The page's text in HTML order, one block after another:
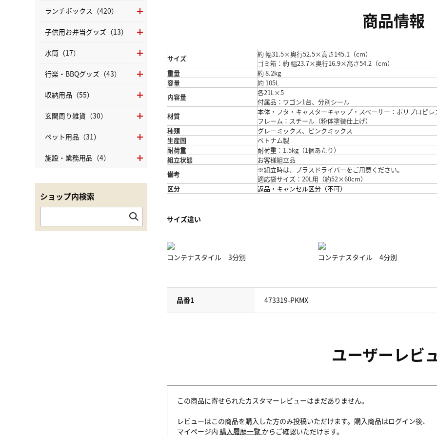
商品情報
サイズ
約 幅31.5×奥行52.5×高さ145.1（cm）
ゴミ箱：約 幅23.7×奥行16.9×高さ54.2（cm）
重量
約 8.2kg
容量
約 105L
内容量
各21L×5
付属品：ワゴン1台、分別シール
材質
本体・フタ・キャスターキャップ・スペーサー：ポリプロピレ
フレーム：スチール（粉体塗装仕上げ）
種類
グレーミックス、ピンクミックス
生産国
ベトナム製
耐荷重
耐荷重：1.5kg（1個あたり）
組立状態
お客様組立品
備考
※組立時は、プラスドライバーをご用意ください。
適応袋サイズ：20L用（約52×60cm）
区分
返品・キャンセル区分（不可）
サイズ違い
コンテナスタイル 3分別 コンテナスタイル 4分別
品番1 473319-PKMX
ユーザーレビ
この商品に寄せられたカスタマーレビューはまだありません。
レビューはこの商品を購入した方のみ投稿いただけます。購入商品はログイン後、
マイページ内 購入履歴一覧 からご確認いただけます。
ランチボックス（420）
子供用お弁当グッズ（13）
水筒（17）
行楽・BBQグッズ（43）
収納用品（55）
玄関周り雑貨（30）
ペット用品（31）
施設・業務用品（4）
ショップ内検索